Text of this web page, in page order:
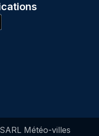
Météo-villes